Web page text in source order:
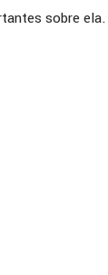
sobre ela.